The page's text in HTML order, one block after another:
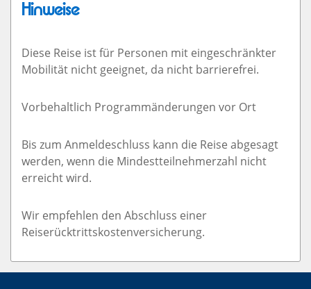
Hinweise
Diese Reise ist für Personen mit eingeschränkter
Mobilität nicht geeignet, da nicht barrierefrei.
Vorbehaltlich Programmänderungen vor Ort
Bis zum Anmeldeschluss kann die Reise abgesagt
werden, wenn die Mindestteilnehmerzahl nicht
erreicht wird.
Wir empfehlen den Abschluss einer
Reiserücktrittskostenversicherung.